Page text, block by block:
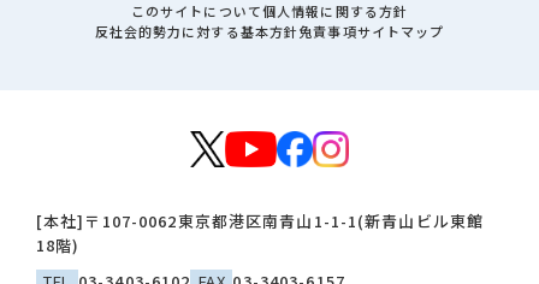
[本社] 〒107-0062東京都港区南青山1-1-1(新青山ビル東館
18階)
このサイトについて個人情報に関する方針
反社会的勢力に対する基本方針免責事項サイトマップ